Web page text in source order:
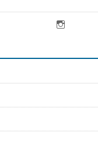
プ
ル